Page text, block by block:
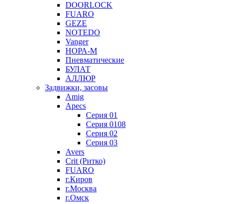
DOORLOCK
FUARO
GEZE
NOTEDO
Vanger
НОРА-М
Пневматические
БУЛАТ
АЛЛЮР
Задвижки, засовы
Amig
Apecs
Серия 01
Серия 0108
Серия 02
Серия 03
Avers
Crit (Ритко)
FUARO
г.Киров
г.Москва
г.Омск